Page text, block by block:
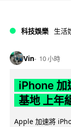
科技娛樂 生活
Vin 10 小時
iPhone 加
基地 上年
Apple 加速將